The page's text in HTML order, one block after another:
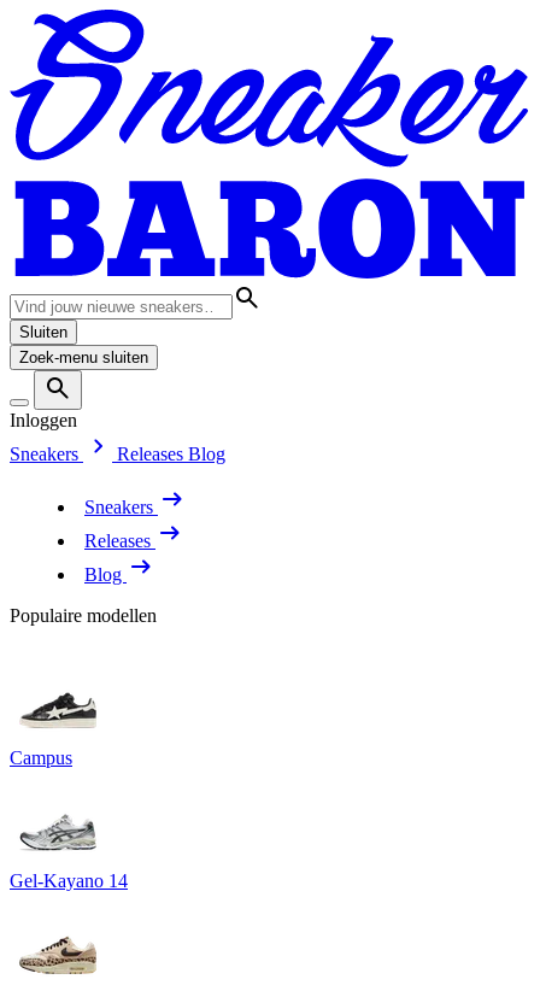
Sluiten
Zoek-menu sluiten
Inloggen
Sneakers
Releases Blog
Sneakers
Releases
Blog
Populaire modellen
Campus
Gel-Kayano 14